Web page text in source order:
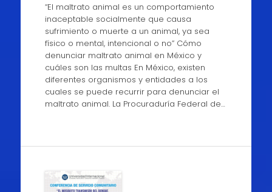
“El maltrato animal es un comportamiento
inaceptable socialmente que causa
sufrimiento o muerte a un animal, ya sea
físico o mental, intencional o no” Cómo
denunciar maltrato animal en México y
cuáles son las multas En México, existen
diferentes organismos y entidades a los
cuales se puede recurrir para denunciar el
maltrato animal. La Procuraduría Federal de…